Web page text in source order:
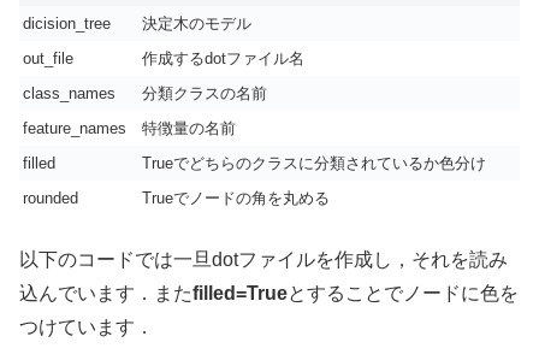
dicision_tree
決定木のモデル
out_file
作成するdotファイル名
class_names
分類クラスの名前
feature_names
特徴量の名前
filled
Trueでどちらのクラスに分類されているか色分け
rounded
Trueでノードの角を丸める
以下のコードでは一旦dotファイルを作成し，それを読み
込んでいます．またfilled=Trueとすることでノードに色を
つけています．